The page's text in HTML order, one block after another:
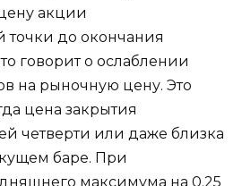
акции
до окончания
говорит о ослаблении
на рыночную цену. Это
цена закрытия
четверти или даже близка
баре. При
максимума на 0.25